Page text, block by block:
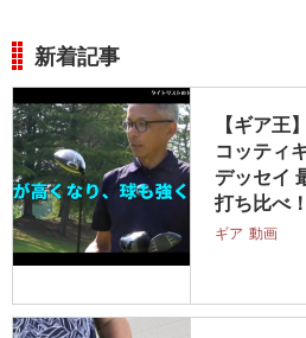
新着記事
【ギア王
コッティ
デッセイ
打ち比べ
ギア 動画